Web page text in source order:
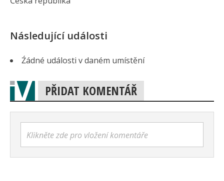
Následující události
Źádné události v daném umístění
PŘIDAT KOMENTÁŘ
Klikněte zde pro vložení komentáře